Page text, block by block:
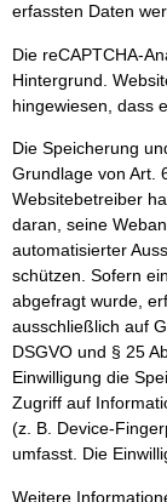
erfassten Daten
Die reCAPTCHA-
Hintergrund.
hingewiesen, dass
Die Speicherung
Grundlage von Art.
Websitebetreiber
daran, seine
automatisierter
schützen. Sofern
abgefragt wurde,
ausschließlich auf
DSGVO und § 25
Einwilligung die
Zugriff auf
(z. B. Device-
umfasst. Die
Weitere